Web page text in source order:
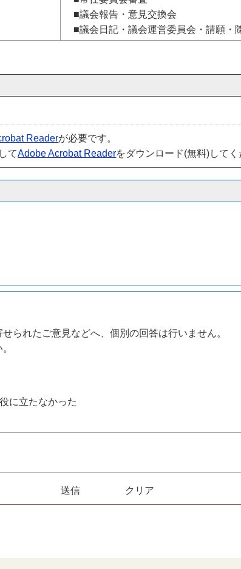
■議会報告・意見交換会
■議会日記・議会運営委員会・請願・
Readerが必要です。
てAdobe Acrobat Readerをダウンロード(無料)してく
られたご意見などへ、個別の回答は行いません。
役に立たなかった